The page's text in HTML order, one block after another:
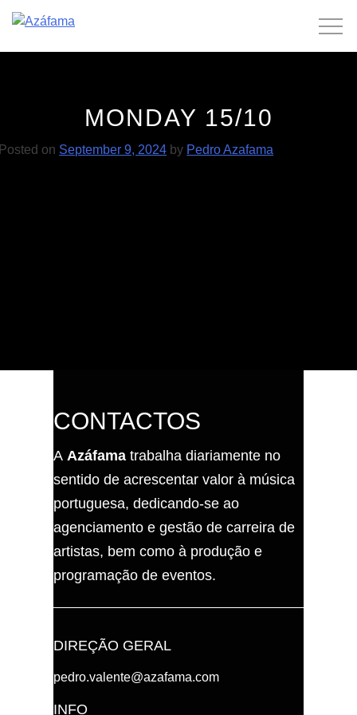
MONDAY 15/10
on September 9, 2024 by Pedro Azafama
CONTACTOS
A Azáfama trabalha diariamente no
sentido de acrescentar valor à música
portuguesa, dedicando-se ao
agenciamento e gestão de carreira de
artistas, bem como à produção e
programação de eventos.
DIREÇÃO GERAL
pedro.valente@azafama.com
INFO